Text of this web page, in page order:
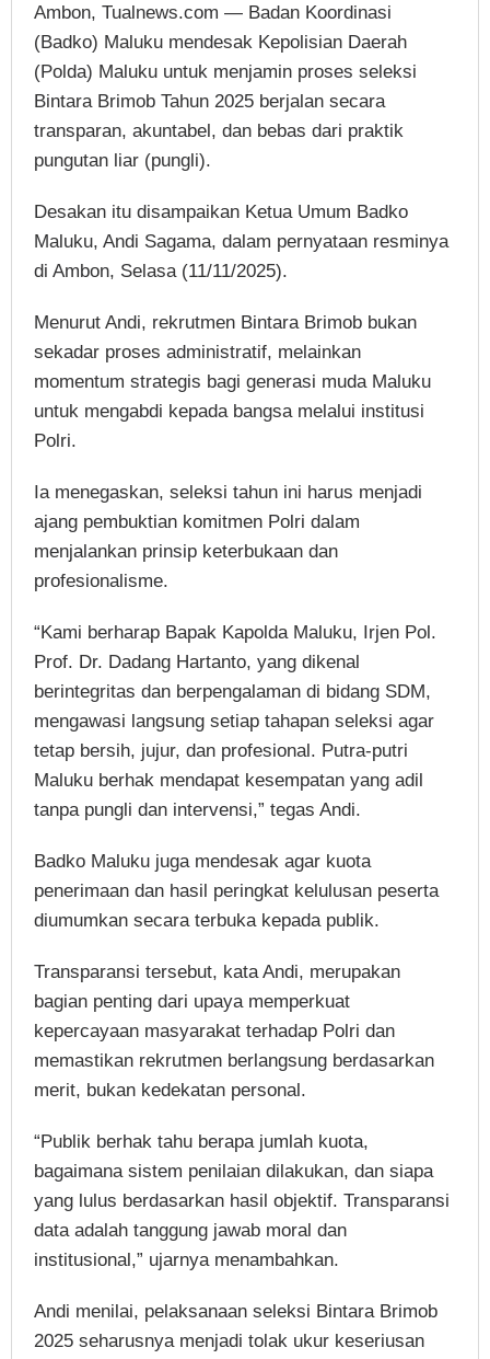
Ambon, Tualnews.com — Badan Koordinasi
(Badko) Maluku mendesak Kepolisian Daerah
(Polda) Maluku untuk menjamin proses seleksi
Bintara Brimob Tahun 2025 berjalan secara
transparan, akuntabel, dan bebas dari praktik
pungutan liar (pungli).
Desakan itu disampaikan Ketua Umum Badko
Maluku, Andi Sagama, dalam pernyataan resminya
di Ambon, Selasa (11/11/2025).
Menurut Andi, rekrutmen Bintara Brimob bukan
sekadar proses administratif, melainkan
momentum strategis bagi generasi muda Maluku
untuk mengabdi kepada bangsa melalui institusi
Polri.
Ia menegaskan, seleksi tahun ini harus menjadi
ajang pembuktian komitmen Polri dalam
menjalankan prinsip keterbukaan dan
profesionalisme.
“Kami berharap Bapak Kapolda Maluku, Irjen Pol.
Prof. Dr. Dadang Hartanto, yang dikenal
berintegritas dan berpengalaman di bidang SDM,
mengawasi langsung setiap tahapan seleksi agar
tetap bersih, jujur, dan profesional. Putra-putri
Maluku berhak mendapat kesempatan yang adil
tanpa pungli dan intervensi,” tegas Andi.
Badko Maluku juga mendesak agar kuota
penerimaan dan hasil peringkat kelulusan peserta
diumumkan secara terbuka kepada publik.
Transparansi tersebut, kata Andi, merupakan
bagian penting dari upaya memperkuat
kepercayaan masyarakat terhadap Polri dan
memastikan rekrutmen berlangsung berdasarkan
merit, bukan kedekatan personal.
“Publik berhak tahu berapa jumlah kuota,
bagaimana sistem penilaian dilakukan, dan siapa
yang lulus berdasarkan hasil objektif. Transparansi
data adalah tanggung jawab moral dan
institusional,” ujarnya menambahkan.
Andi menilai, pelaksanaan seleksi Bintara Brimob
2025 seharusnya menjadi tolak ukur keseriusan